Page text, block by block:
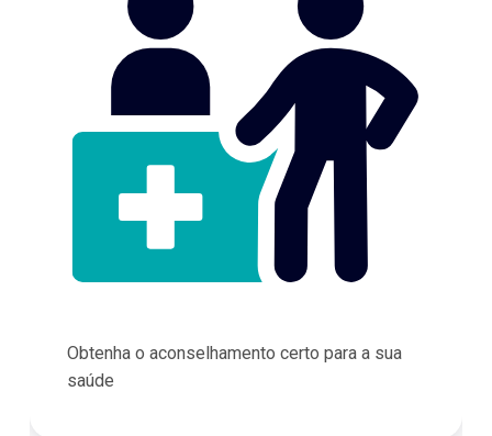
Obtenha o aconselhamento certo para a sua
saúde